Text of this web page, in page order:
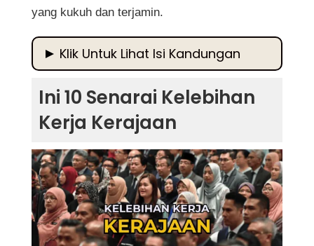
yang kukuh dan terjamin.
Klik Untuk Lihat Isi Kandungan
1. Kestabilan Kerjaya yang Tinggi
2. Gaji dan Elaun yang Kompetitif
3. Faedah Persaraan dan Pencen
4. Kemudahan Perubatan dan Kesihatan
5. Peluang Kenaikan Pangkat yang
Ini 10 Senarai Kelebihan
Kerja Kerajaan